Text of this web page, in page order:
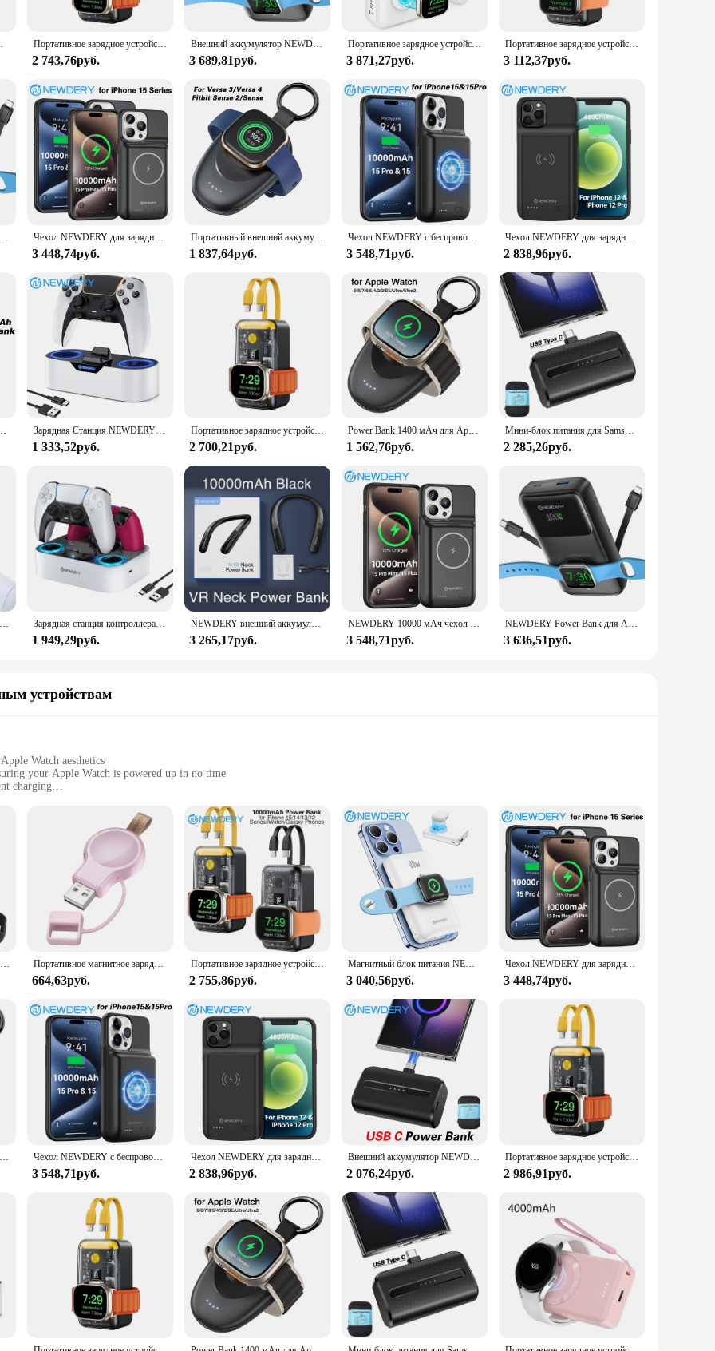
USB Charger for Apple Watch is the perfect companion. Its lightweight and portable design make it easy to carry with you
and ready for use. The charger's compatibility with a wide range of Apple Watch models ensures that you can enjoy its benefits
means that you can quickly and easily charge your Apple Watch without the need for additional cables or adapters.
the NewDERY brand's commitment to quality and convenience. As a wholesale product, it's ideal for vendors and suppliers looking to
also available for sale to individuals who value the convenience of having a dedicated charger for their Apple Watch. Whether you're a
daily tasks, this charger is designed to meet your needs and exceed your expectations.
16 Pro Max/15/14/13 серии Портативное зарядное устройство NEWDERY, портативное зарядное устройство для Apple Watch, iPhone,Samsung,Huawei, внешняя мини-батарея Type-C 10000 мАч со встроенным кабелем
2 743,76руб.
Внешний аккумулятор NEWDERY на 20000 мА · ч, 20 Вт, для Apple Watch,iPhone,Samsung
3 689,81руб.
Портативное зарядное устройство NEWDERY Power Bank для Apple Watch, iPhones, airpod, iPad, Samsung USB C PD, 20 Вт, быстрая зарядка, дорожный аккумулятор
3 871,27руб.
Портативное зарядное устройство NEWDERY 10000 мАч для Apple Watch/iPhone 16/15/14/13/12/Airpods/Galaxy Power Bank со встроенными кабелями
3 112,37руб.
Внешний аккумулятор NEWDERY на 20000 мА · ч, 20 Вт, с кабелем типа C Чехол NEWDERY для зарядного устройства для iPhone 15-15 Pro Max Plus, портативный Перезаряжаемый расширенный внешний аккумулятор для беспроводной зарядки
3 448,74руб.
Портативный внешний аккумулятор емкостью 1400 мАч для Fitbit Sense 2,Sense,Versa 3 Versa 4, магнитное дорожное зарядное устройство для ключей, Смарт-часы, зарядное устройство, док-станция
1 837,64руб.
Чехол NEWDERY с беспроводным зарядным устройством для iPhone 15 Pro, чехол с внешним аккумулятором, чехол с внешним зарядным устройством для iPhone 15, чехол
3 548,71руб.
Чехол NEWDERY для зарядного устройства для iPhone 12/12 Pro, чехол для дополнительного зарядного устройства, чехол для беспроводного зарядного устройства, 4800 мАч
2 838,96руб.
Ultra/9/8/7/6/5, беспроводной блок питания для iPhone серии 15/14/13/12 Зарядная Станция NEWDERY PS5 с одним контроллером для PlayStation 5 и DualSense Edge, док-станция для быстрой зарядки
1 333,52руб.
Портативное зарядное устройство NEWDERY для Apple Watch, внешний аккумулятор 10000 мАч, 22,5 Вт, быстрая зарядка для iPhone,iWatch,Samsung,LG, аккумулятор для телефона
2 700,21руб.
Power Bank 1400 мАч для Apple Watch 9/8/7/6/5/4/3/2/SE/Ultra 2, беспроводной магнитный внешний аккумулятор, брелок, портативное зарядное устройство, аккумулятор
1 562,76руб.
Мини-блок питания для Samsung Galaxy,Google Pixel, iPhone, QC PD PowerBank с быстрой зарядкой, запасная Внешняя батарея, портативное зарядное устройство
2 285,26руб.
Аккумулятор NEWDERY VR для Meta Quest 3/2/Pro PD, быстрое зарядное устройство для VR Pico 4/4 Pro, HTC Vive, PSVR 2, подвесной внешний аккумулятор на шею Зарядная станция контроллера NEWDERY PS5, двойное зарядное устройство для Playstation 5, контроллер DualSense Edge, док-станция для быстрой зарядки
1 949,29руб.
NEWDERY внешний аккумулятор для Oculus, Quest 2 VR аккумулятор 10000 мАч быстрое зарядное устройство для Meta Quest 3, 2, 1, Pro, Pico 4 Pro, HTC
3 265,17руб.
NEWDERY 10000 мАч чехол для iPhone 15 Pro Max ,15Plus зарядное устройство для аккумулятора, Беспроводная зарядка, портативный чехол для внешнего аккумулятора
3 548,71руб.
NEWDERY Power Bank для Apple Watch Зарядное устройство для быстрой зарядки Встроенный кабель для телефонов iPhone,Samsung,LG Вспомогательная батарея 20000 мАч
3 636,51руб.
устройствам
Watch aesthetics
your Apple Watch is powered up in no time
charging
this charger is versatile and portable
accessory for any Apple Watch owner. Its sleek design is not only aesthetically pleasing but also ensures compatibility with a range of
on the go, this charger is designed to fit seamlessly into your lifestyle. Its compact size makes it easy to carry in your bag or pocket,
wherever you need to.
deliver quick and efficient charging. It's equipped with advanced technology that allows for a stable and reliable charging experience.
charger, your Apple Watch will be fully charged in no time. The USB cable included in the set ensures that you have everything you
and convenience. Its modern design complements the Apple Watch aesthetic, making it an essential accessory for both personal and
a vendor looking to offer high-quality accessories, this charger is the perfect addition to your collection. Its durable construction ensures
choice for both personal and professional settings.
Беспроводное зарядное устройство NEWDERY USB для Apple Watch Ultra2/1 серии 10, 9, 8, 7, 6, 5 4, 3 2 SE iWatch, дорожное беспроводное магнитное быстрое зарядное устройство Портативное магнитное зарядное устройство NEWDERY для Apple Watch 10 9 8 7 6 5 4 3 2 1 SE Ultra 2 Беспроводное зарядное устройство с ультра быстрой зарядкой через USB
664,63руб.
Портативное зарядное устройство для Apple Watch, Внешний аккумулятор со встроенным кабелем, USB C, аккумулятор для iPhone серии 15/14/13/12/iWatch/Galaxy Phone
2 755,86руб.
Магнитный блок питания NEWDERY 4 в 1 для Apple Watch, портативное зарядное устройство, аккумулятор Magsafe для iPhone 16 Pro Max/15/14/13 серии
3 040,56руб.
Чехол NEWDERY для зарядного устройства для iPhone 15-15 Pro Max Plus, портативный Перезаряжаемый расширенный внешний аккумулятор для беспроводной зарядки
3 448,74руб.
Портативный внешний аккумулятор емкостью 1400 мАч для Fitbit Sense 2,Sense,Versa 3 Versa 4, магнитное дорожное зарядное устройство для ключей, Смарт-часы, зарядное устройство, док-станция Чехол NEWDERY с беспроводным зарядным устройством для iPhone 15 Pro, чехол с внешним аккумулятором, чехол с внешним зарядным устройством для iPhone 15, чехол
3 548,71руб.
Чехол NEWDERY для зарядного устройства для iPhone 12/12 Pro, чехол для дополнительного зарядного устройства, чехол для беспроводного зарядного устройства, 4800 мАч
2 838,96руб.
Внешний аккумулятор NEWDERY с USB-портом, 6600 мАч
2 076,24руб.
Портативное зарядное устройство NEWDERY для Apple Watch, внешний аккумулятор 10000 мАч, 22,5 Вт, быстрая зарядка для iPhone,iWatch,Samsung,LG, аккумулятор для телефона
2 986,91руб.